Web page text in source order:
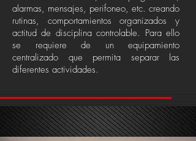
alarmas, mensajes, perifoneo, etc. creando
rutinas, comportamientos organizados y
actitud de disciplina controlable. Para ello
se requiere de un equipamiento
centralizado que permita separar las
diferentes actividades.